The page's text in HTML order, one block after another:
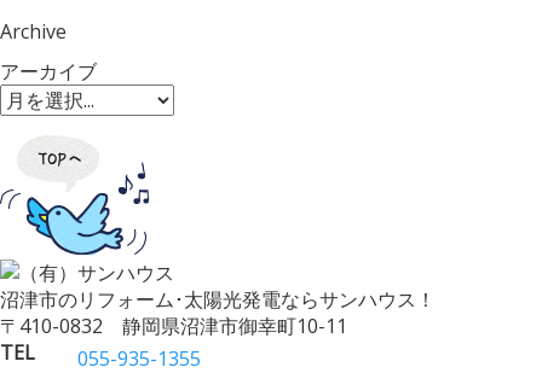
Archive
アーカイブ
沼津市のリフォーム･太陽光発電ならサンハウス！
〒410-0832 静岡県沼津市御幸町10-11
TEL
055-935-1355